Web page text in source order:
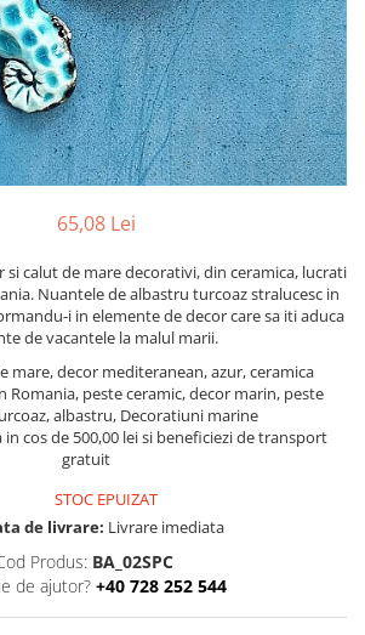
agata
65,08 Lei
calut de mare decorativi, din ceramica, lucrati
Nuantele de albastru turcoaz stralucesc in
i in elemente de decor care sa iti aduca
de vacantele la malul marii.
mare, decor mediteranean, azur, ceramica
Romania, peste ceramic, decor marin, peste
albastru, Decoratiuni marine
in cos de 500,00 lei si beneficiezi de transport
gratuit
STOC EPUIZAT
de livrare: Livrare imediata
Produs: BA_02SPC
de ajutor? +40 728 252 544